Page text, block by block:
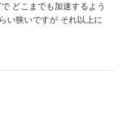
どこまでも加速するよう
い狭いですが それ以上に